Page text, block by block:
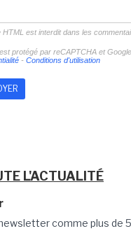
HTML est interdit dans les
protégé par reCAPTCHA et
- Conditions d'utilisation
L'ACTUALITÉ
comme plus de